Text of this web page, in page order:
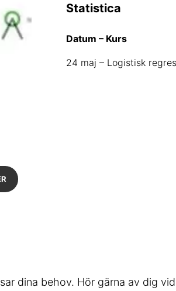
Statistica
Datum – Kurs
24 maj – Logistisk
dina behov. Hör gärna av dig